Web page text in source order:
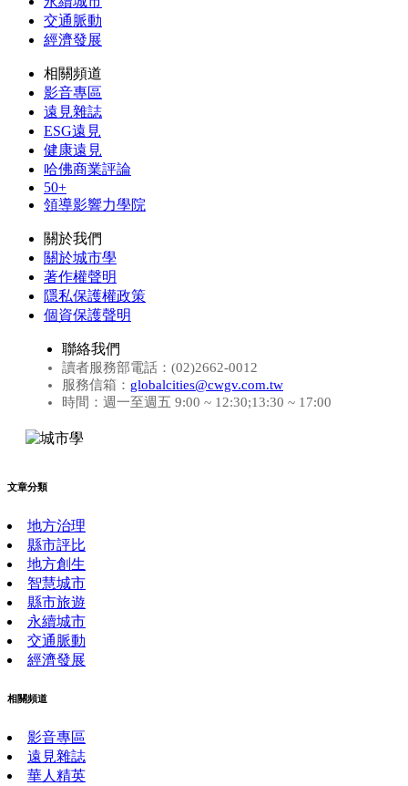
交通脈動
經濟發展
相關頻道
影音專區
遠見雜誌
ESG遠見
健康遠見
哈佛商業評論
50+
領導影響力學院
關於我們
關於城市學
著作權聲明
隱私保護權政策
個資保護聲明
聯絡我們
讀者服務部電話：(02)2662-0012
服務信箱： globalcities@cwgv.com.tw
時間：週一至週五 9:00 ~ 12:30;13:30 ~ 17:00
文章分類
地方治理
縣市評比
地方創生
智慧城市
縣市旅遊
永續城市
交通脈動
經濟發展
相關頻道
影音專區
遠見雜誌
華人精英